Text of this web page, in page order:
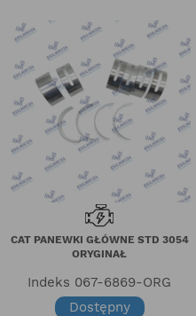
CAT PANEWKI GŁÓWNE STD 3054
ORYGINAŁ
Indeks 067-6869-ORG
Dostępny